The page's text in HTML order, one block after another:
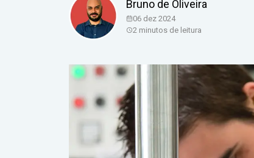
Bruno de Oliveira
06 dez 2024
2 minutos de leitura